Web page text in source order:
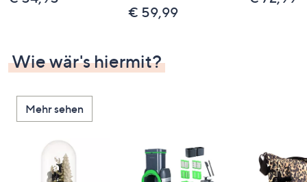
€ 59,99
Wie wär's hiermit?
Mehr sehen